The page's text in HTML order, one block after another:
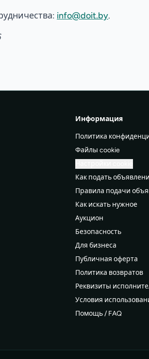
info@doit.by.
Информация
Политика
Файлы cookie
Как подать
Правила подачи
Как искать нужное
Аукцион
Безопасность
Для бизнеса
Публичная оферта
Политика возвратов
Реквизиты
Условия
Помощь / FAQ